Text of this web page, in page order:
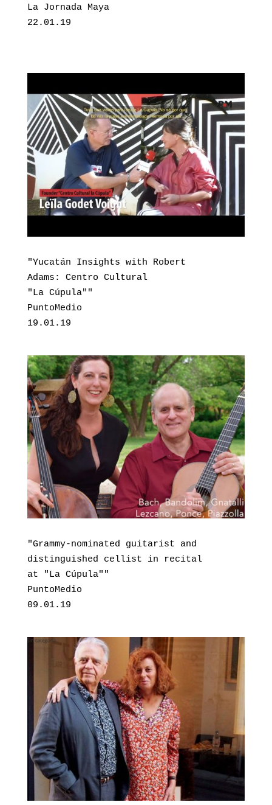
La Jornada Maya
22.01.19
"Yucatán Insights with Robert
Adams: Centro Cultural
"La Cúpula""
PuntoMedio
19.01.19
"Grammy-nominated guitarist and
distinguished cellist in recital
at "La Cúpula""
PuntoMedio
09.01.19